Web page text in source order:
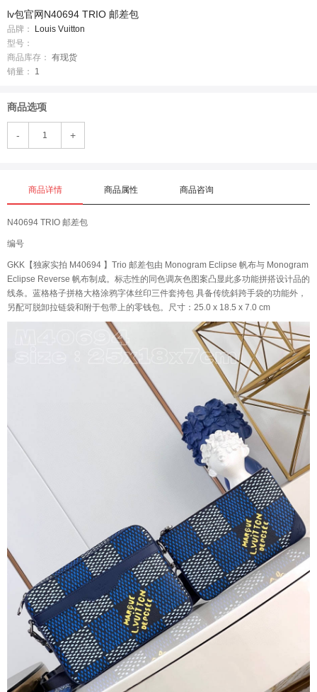
lv包官网N40694 TRIO 邮差包
品牌：
Louis Vuitton
型号：
商品库存： 有现货
销量：
1
商品选项
- +
商品详情 商品属性 商品咨询
N40694 TRIO 邮差包
编号
GKK【独家实拍 M40694 】Trio 邮差包由 Monogram Eclipse 帆布与 Monogram
Eclipse Reverse 帆布制成。标志性的同色调灰色图案凸显此多功能拼搭设计品的
线条。蓝格格子拼格大格涂鸦字体丝印三件套挎包 具备传统斜跨手袋的功能外，
另配可脱卸拉链袋和附于包带上的零钱包。尺寸：25.0 x 18.5 x 7.0 cm